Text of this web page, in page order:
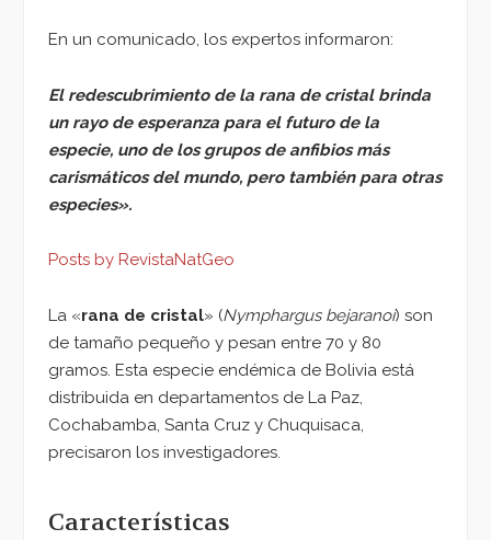
En un comunicado, los expertos informaron:
El redescubrimiento de la rana de cristal brinda
un rayo de esperanza para el futuro de la
especie, uno de los grupos de anfibios más
carismáticos del mundo, pero también para otras
especies».
Posts by RevistaNatGeo
La «rana de cristal» (Nymphargus bejaranoi) son
de tamaño pequeño y pesan entre 70 y 80
gramos. Esta especie endémica de Bolivia está
distribuida en departamentos de La Paz,
Cochabamba, Santa Cruz y Chuquisaca,
precisaron los investigadores.
Características